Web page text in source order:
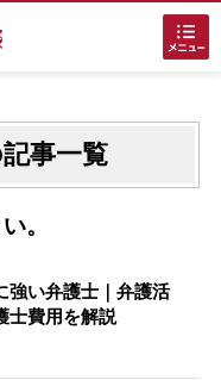
事一覧
。
強い弁護士｜弁護活
士費用を解説